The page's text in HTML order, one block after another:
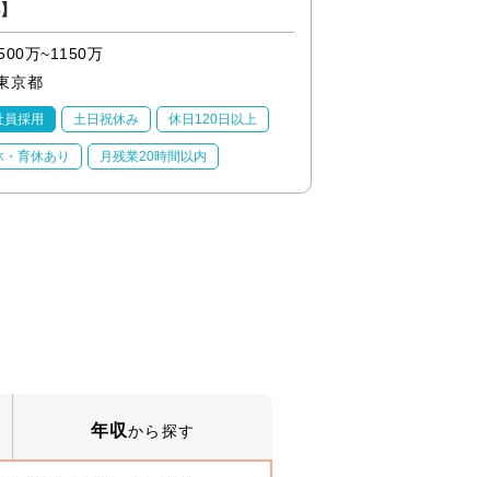
万~1150万
京都
員採用 土日祝休み 休日120日以上
・育休あり 月残業20時間以内
年収から探す